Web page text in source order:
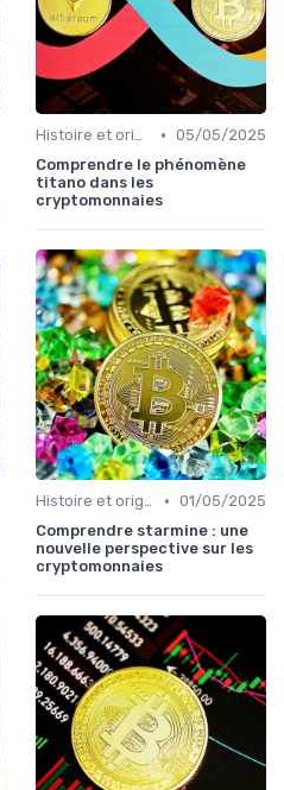
Histoire et origines des cryptomonnaies • 05/05/2025
Comprendre le phénomène
titano dans les
cryptomonnaies
Histoire et origines des cryptomonnaies • 01/05/2025
Comprendre starmine : une
nouvelle perspective sur les
cryptomonnaies